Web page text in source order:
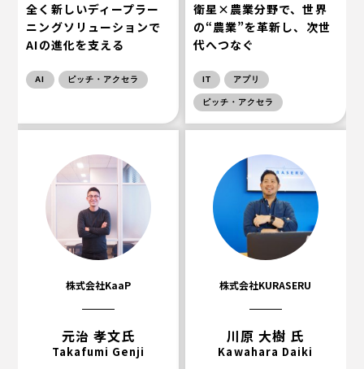
全く新しいディープラー
ニングソリューションで
AIの進化を支える
AI ピッチ・アクセラ
衛星×農業分野で、世界
の“農業”を革新し、次世
代へつなぐ
IT アプリ
ピッチ・アクセラ
株式会社KaaP
元治 孝文氏
Takafumi Genji
株式会社KURASERU
川原 大樹 氏
Kawahara Daiki